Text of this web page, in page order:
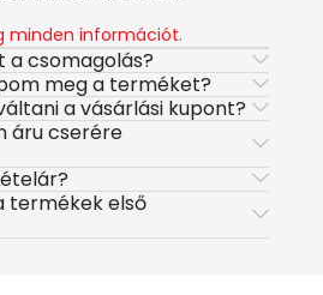
minden információt.
a csomagolás?
meg a terméket?
a vásárlási kupont?
áru cserére
termékek első